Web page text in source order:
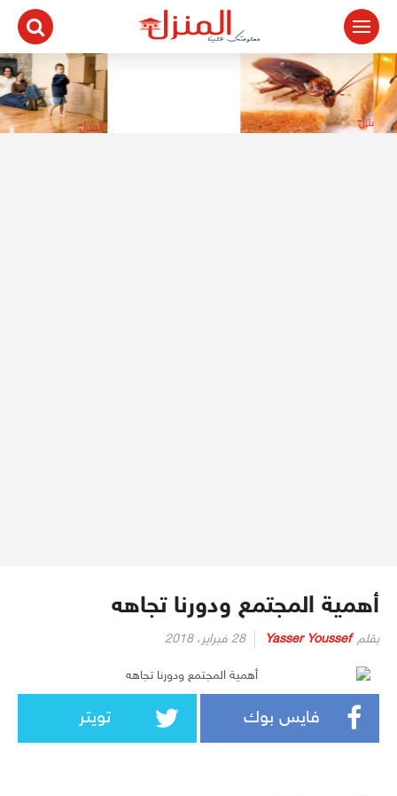
التجاوز
المحتوى
أهمية المجتمع ودورنا تجاهه
بقلم Yasser Youssef 28 فبراير، 2018
فايس بوك تويتر